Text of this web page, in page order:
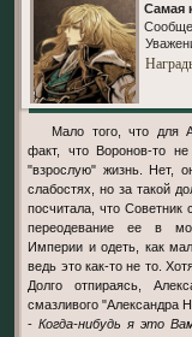
Самая
Мало того, что для Александры стало настоящим открытием тот
факт, что Воронов-то
"взрослую" жизнь. Нет,
слабостях, но за такой
посчитала, что
переодевание ее в
Империи и одеть, как
ведь это как-то не то.
Долго отпираясь,
смазливого "Александра
-Когда-нибудь я это